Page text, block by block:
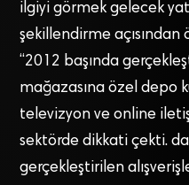
ilgiyi görmek gelecek
şekillendirme
“2012 başında
mağazasına özel depo
televizyon ve online
sektörde dikkati çekti.
gerçekleştirilen